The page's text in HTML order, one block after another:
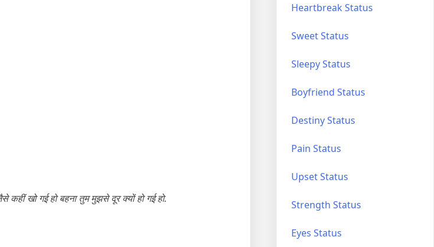
खो गई हो बहना तुम मुझसे दूर क्यों हो गई हो.
Heartbreak Status
Sweet Status
Sleepy Status
Boyfriend Status
Destiny Status
Pain Status
Upset Status
Strength Status
Eyes Status